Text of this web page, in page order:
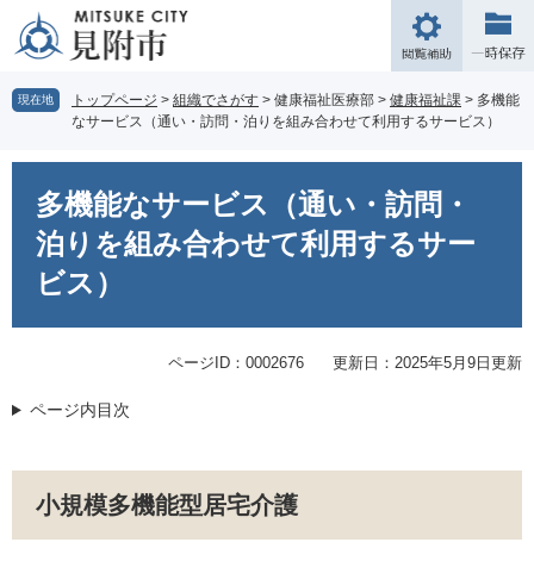
の
先
で
ー
を
ば
閲
覧
補
助
現在地 トップページ > 組織でさがす > 健康福祉医療部 > 健康福祉課 > 多機能
なサービス（通い・訪問・泊りを組み合わせて利用するサービス）
多機能なサービス（通い・訪問・
泊りを組み合わせて利用するサー
ビス）
ページID：0002676 更新日：2025年5月9日更新
ページ内目次
小規模多機能型居宅介護